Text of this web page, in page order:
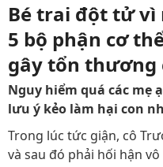
Bé trai đột tử vì
5 bộ phận cơ
gây tổn thương
Nguy hiểm quá các mẹ
lưu ý kẻo làm hại con
Trong lúc tức giận, cô
và sau đó phải hối hận vô